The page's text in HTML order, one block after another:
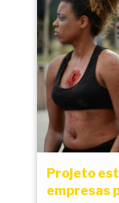
Projeto
empresas